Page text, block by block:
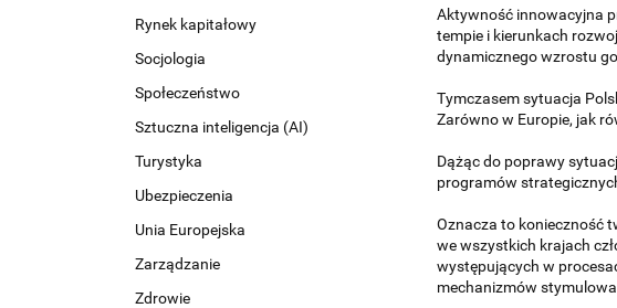
Rynek kapitałowy
Socjologia
Społeczeństwo
Sztuczna inteligencja (AI)
Turystyka
Ubezpieczenia
Unia Europejska
Zarządzanie
Zdrowie
Aktywność innowacyjna
tempie i kierunkach
dynamicznego wzrostu
Tymczasem sytuacja
Zarówno w Europie, jak
Dążąc do poprawy
programów
Oznacza to konieczność
we wszystkich krajach
występujących w
mechanizmów